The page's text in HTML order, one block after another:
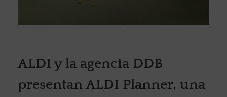
ALDI y la agencia DDB
presentan ALDI Planner, una